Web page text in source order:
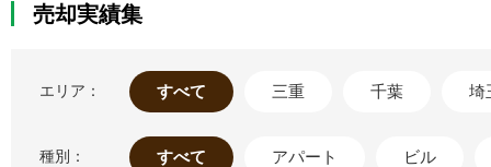
売却実績集
エリア： すべて 三重 千葉 埼
種別： すべて アパート ビル